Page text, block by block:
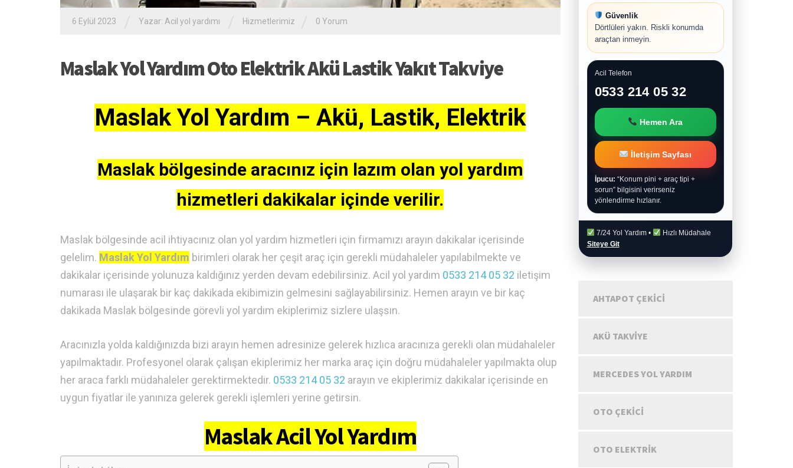
6 Eylül 2023 Yazar: Acil yol yardımı Hizmetlerimiz 0 Yorum
Maslak Yol Yardım Oto Elektrik Akü Lastik Yakıt Takviye
Maslak Yol Yardım – Akü, Lastik, Elektrik
Maslak bölgesinde aracınız için lazım olan yol yardım
hizmetleri dakikalar içinde verilir.
Maslak bölgesinde acil ihtiyacınız olan yol yardım hizmetleri için firmamızı arayın dakikalar içerisinde
gelelim. Maslak Yol Yardım birimleri olarak her çeşit araç için gerekli müdahaleler yapılabilmekte ve
dakikalar içerisinde yolunuza kaldığınız yerden devam edebilirsiniz. Acil yol yardım 0533 214 05 32 iletişim
numarası ile ulaşarak bir kaç dakikada ekibimizin gelmesini sağlayabilirsiniz. Hemen arayın ve bir kaç
dakikada Maslak bölgesinde görevli yol yardım ekiplerimiz sizlere ulaşsın.
Aracınızla yolda kaldığınızda bizi arayın hemen adresinize gelerek hızlıca aracınıza gerekli olan müdahaleler
yapılmaktadır. Profesyonel olarak çalışan ekiplerimiz her marka araç için doğru müdahaleler yapılmakta olup
her araca farklı müdahaleler gerektirmektedir. 0533 214 05 32 arayın ve ekiplerimiz dakikalar içerisinde en
uygun fiyatlar ile yanınıza gelerek gerekli işlemleri yerine getirsin.
Maslak Acil Yol Yardım
Güvenlik
Dörtlüleri yakın. Riskli konumda
araçtan inmeyin.
Acil Telefon
0533 214 05 32
Hemen Ara
İletişim Sayfası
İpucu: “Konum pini + araç tipi +
sorun” bilgisini verirseniz
yönlendirme hızlanır.
7/24 Yol Yardım •
Hızlı Müdahale
Siteye Git
AHTAPOT ÇEKICI
AKÜ TAKVIYE
MERCEDES YOL YARDIM
OTO ÇEKICI
OTO ELEKTRIK